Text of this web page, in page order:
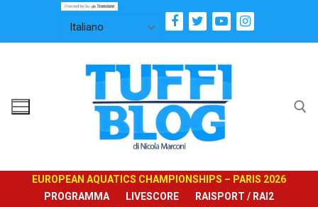
contenuto
EUROPEAN AQUATICS CHAMPIONSHIPS – PARIS 2026
PROGRAMMA
LIVESCORE
RAISPORT / RAI2